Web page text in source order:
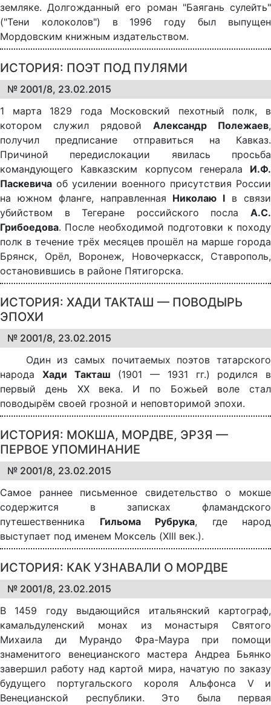
земляке. Долгожданный его роман "Баягань сулейть"
("Тени колоколов") в 1996 году был выпущен
Мордовским книжным издательством.
ИСТОРИЯ: ПОЭТ ПОД ПУЛЯМИ
№ 2001/8, 23.02.2015
1 марта 1829 года Московский пехотный полк, в
котором служил рядовой Александр Полежаев,
получил предписание отправиться на Кавказ.
Причиной передислокации явилась просьба
командующего Кавказским корпусом генерала И.Ф.
Паскевича об усилении военного присутствия России
на южном фланге, направленная Николаю I в связи
убийством в Тегеране российского посла А.С.
Грибоедова. После необходимой подготовки к походу
полк в течение трёх месяцев прошёл на марше города
Брянск, Орёл, Воронеж, Новочеркасск, Ставрополь,
остановившись в районе Пятигорска.
ИСТОРИЯ: ХАДИ ТАКТАШ — ПОВОДЫРЬ
ЭПОХИ
№ 2001/8, 23.02.2015
Один из самых почитаемых поэтов татарского
народа Хади Такташ (1901 — 1931 гг.) родился в
первый день XX века. И по Божьей воле стал
поводырём своей грозной и неповторимой эпохи.
ИСТОРИЯ: МОКША, МОРДВЕ, ЭРЗЯ —
ПЕРВОЕ УПОМИНАНИЕ
№ 2001/8, 23.02.2015
Самое раннее письменное свидетельство о мокше
содержится в записках фламандского
путешественника Гильома Рубрука, где народ
выступает под именем Моксель (XIII век.).
ИСТОРИЯ: КАК УЗНАВАЛИ О МОРДВЕ
№ 2001/8, 23.02.2015
В 1459 году выдающийся итальянский картограф,
камальдуленский монах из монастыря Святого
Михаила ди Мурандо Фра-Маура при помощи
знаменитого венецианского мастера Андреа Бьянко
завершил работу над картой мира, начатую по заказу
будущего португальского короля Альфонса V и
Венецианской республики. Это была первая